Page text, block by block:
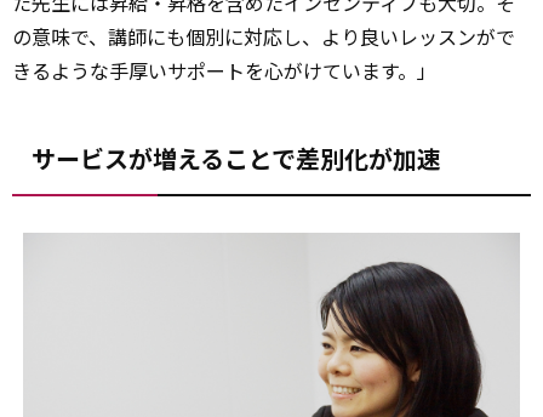
の意味で、講師にも個別に対応し、より良いレッスンがで
きるような手厚いサポートを心がけています。」
サービスが増えることで差別化が加速